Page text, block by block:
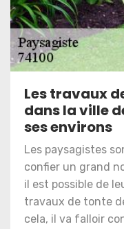
Les travaux
dans la ville
ses environs
Les paysagistes
confier un grand
il est possible de
travaux de tonte
cela, il va falloir